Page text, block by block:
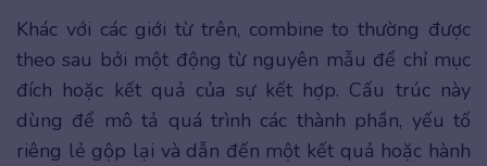
Khác với các giới từ trên, combine to thường được
theo sau bởi một động từ nguyên mẫu để chỉ mục
đích hoặc kết quả của sự kết hợp. Cấu trúc này
dùng để mô tả quá trình các thành phần, yếu tố
riêng lẻ gộp lại và dẫn đến một kết quả hoặc hành